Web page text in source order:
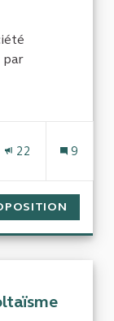
par
22 9